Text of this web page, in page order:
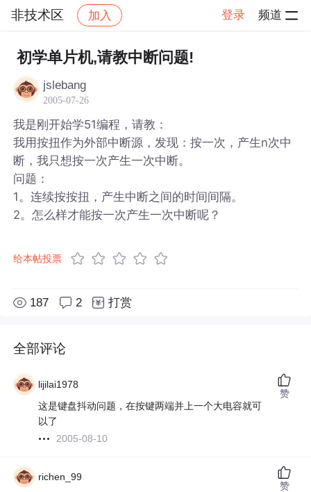
非技术区 加入 登录 频道
社区 非技术区 帖子详情
初学单片机,请教中断问题!
jslebang
2005-07-26
我是刚开始学51编程，请教：
我用按扭作为外部中断源，发现：按一次，产生n次中
断，我只想按一次产生一次中断。
问题：
1。连续按按扭，产生中断之间的时间间隔。
2。怎么样才能按一次产生一次中断呢？
给本帖投票
187 2 打赏
全部评论
lijilai1978
这是键盘抖动问题，在按键两端并上一个大电容就可
以了
2005-08-10
赞
richen_99
赞